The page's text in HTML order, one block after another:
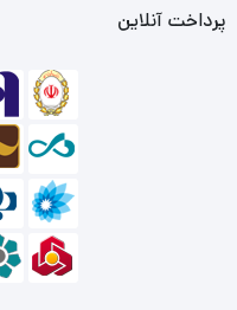
پرداخت آنلاین